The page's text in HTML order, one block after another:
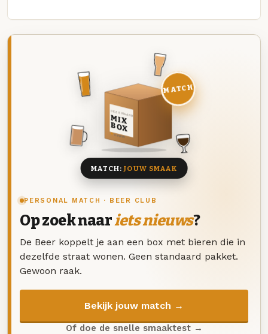
PERSONAL MATCH · BEER CLUB
Op zoek naariets nieuws?
De Beer koppelt je aan een box met bieren die in
dezelfde straat wonen. Geen standaard pakket.
Gewoon raak.
Bekijk jouw match →
Of doe de snelle smaaktest →
DEZE MAAND
MIX
BOX
8 BIEREN
MATCH
MATCH:JOUW SMAAK